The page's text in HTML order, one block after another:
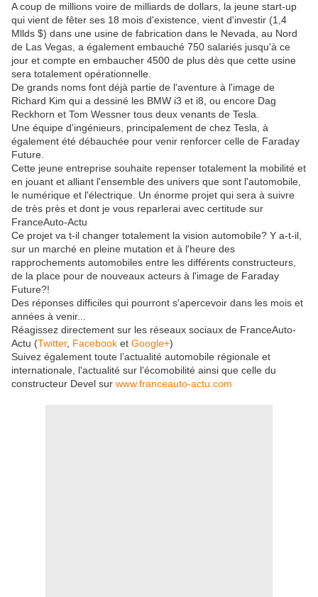
A coup de millions voire de milliards de dollars, la jeune start-up
qui vient de fêter ses 18 mois d'existence, vient d'investir (1,4
Mllds $) dans une usine de fabrication dans le Nevada, au Nord
de Las Vegas, a également embauché 750 salariés jusqu'à ce
jour et compte en embaucher 4500 de plus dès que cette usine
sera totalement opérationnelle.
De grands noms font déjà partie de l'aventure à l'image de
Richard Kim qui a dessiné les BMW i3 et i8, ou encore Dag
Reckhorn et Tom Wessner tous deux venants de Tesla.
Une équipe d'ingénieurs, principalement de chez Tesla, à
également été débauchée pour venir renforcer celle de Faraday
Future.
Cette jeune entreprise souhaite repenser totalement la mobilité et
en jouant et alliant l'ensemble des univers que sont l'automobile,
le numérique et l'électrique. Un énorme projet qui sera à suivre
de très près et dont je vous reparlerai avec certitude sur
FranceAuto-Actu
Ce projet va t-il changer totalement la vision automobile? Y a-t-il,
sur un marché en pleine mutation et à l'heure des
rapprochements automobiles entre les différents constructeurs,
de la place pour de nouveaux acteurs à l'image de Faraday
Future?!
Des réponses difficiles qui pourront s'apercevoir dans les mois et
années à venir...
Réagissez directement sur les réseaux sociaux de FranceAuto-
Actu (Twitter, Facebook et Google+)
Suivez également toute l’actualité automobile régionale et
internationale, l'actualité sur l'écomobilité ainsi que celle du
constructeur Devel sur www.franceauto-actu.com